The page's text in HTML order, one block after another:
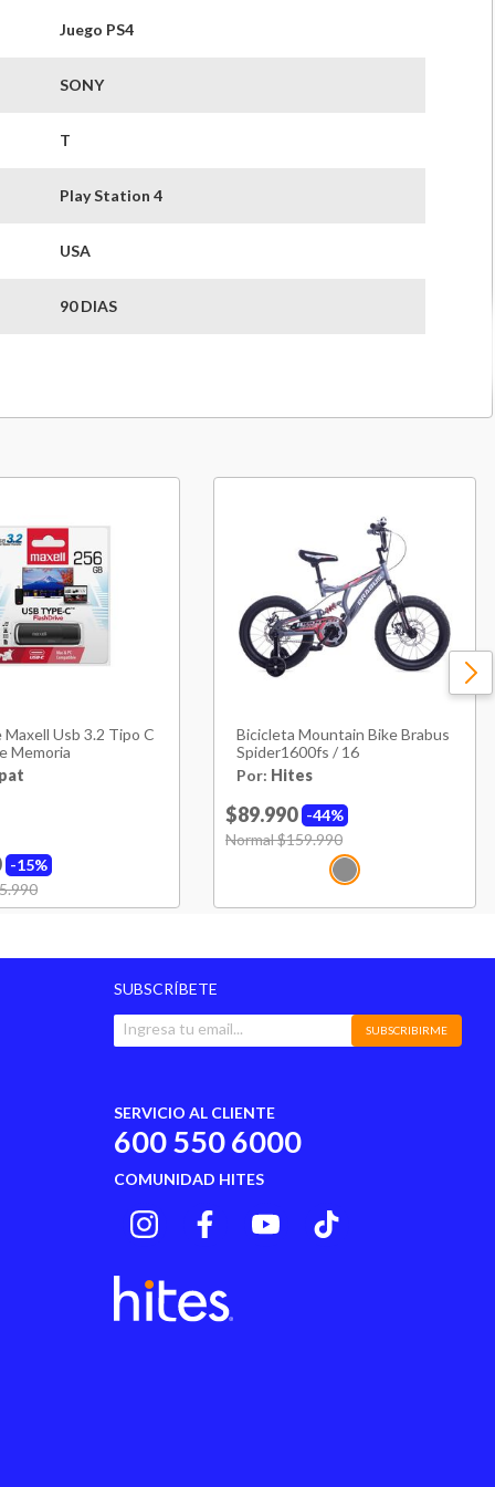
Juego PS4
SONY
T
Play Station 4
USA
90 DIAS
Maxell Usb 3.2 Tipo C
Memoria
15%
from
Bicicleta Mountain Bike Brabus
Spider1600fs / 16
Por: Hites
44%
$89.990
Price reduced from
Normal $159.990
SUBSCRÍBETE
SUBSCRIBIRME
SERVICIO AL CLIENTE
600 550 6000
COMUNIDAD HITES